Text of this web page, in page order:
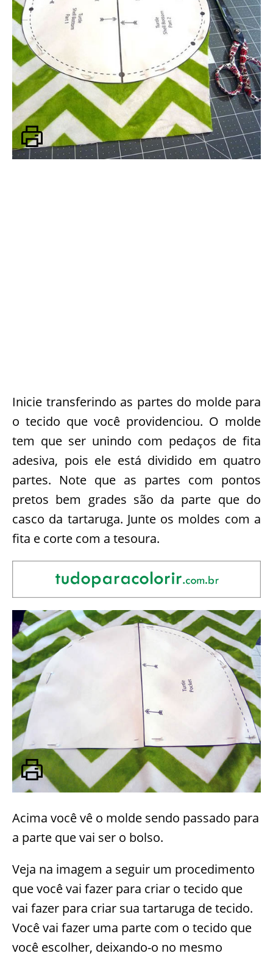
Inicie transferindo as partes do molde para
o tecido que você providenciou. O molde
tem que ser unindo com pedaços de fita
adesiva, pois ele está dividido em quatro
partes. Note que as partes com pontos
pretos bem grades são da parte que do
casco da tartaruga. Junte os moldes com a
fita e corte com a tesoura.
Acima você vê o molde sendo passado para
a parte que vai ser o bolso.
Veja na imagem a seguir um procedimento
que você vai fazer para criar o tecido que
vai fazer para criar sua tartaruga de tecido.
Você vai fazer uma parte com o tecido que
você escolher, deixando-o no mesmo